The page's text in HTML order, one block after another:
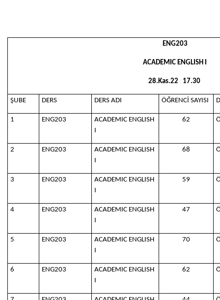
ENG203
ACADEMIC ENGLISH I
28.Kas.22 17.30
ŞUBE DERS DERS ADI ÖĞRENCİ SAYISI
1 ENG203
ACADEMIC ENGLISH
I
62
2 ENG203
ACADEMIC ENGLISH
I
68
3 ENG203
ACADEMIC ENGLISH
I
59
4 ENG203
ACADEMIC ENGLISH
I
47
5 ENG203
ACADEMIC ENGLISH
I
70
6 ENG203
ACADEMIC ENGLISH
I
62